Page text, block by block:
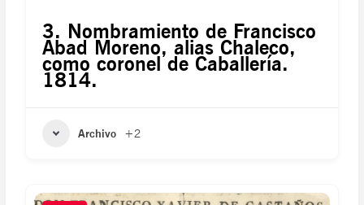
3. Nombramiento de Francisco
Abad Moreno, alias Chaleco,
como coronel de Caballería.
1814.
Archivo +2